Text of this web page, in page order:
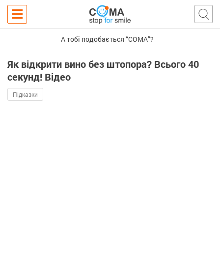
А тобі подобається “COMA”?
Як відкрити вино без штопора? Всього 40
секунд! Відео
Підказки